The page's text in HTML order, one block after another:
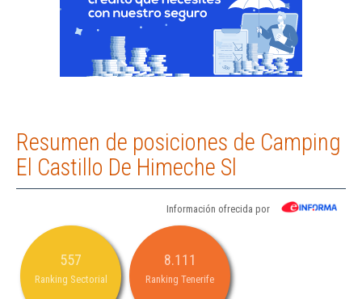
Resumen de posiciones de Camping
El Castillo De Himeche Sl
Información ofrecida por
557
Ranking Sectorial
8.111
Ranking Tenerife